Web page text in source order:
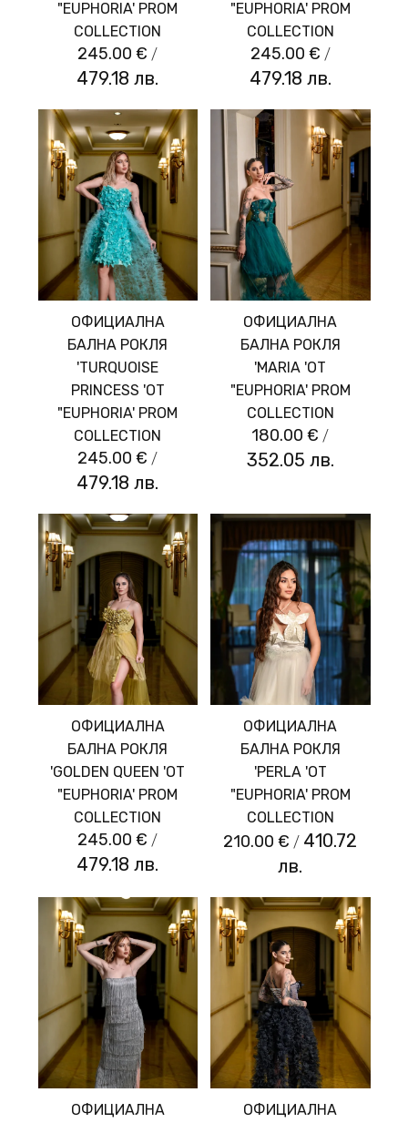
"EUPHORIA' PROM
COLLECTION
245.00 € /
479.18 лв.
"EUPHORIA' PROM
COLLECTION
245.00 € /
479.18 лв.
ОФИЦИАЛНА
БАЛНА РОКЛЯ
'TURQUOISE
PRINCESS 'ОТ
"EUPHORIA' PROM
COLLECTION
245.00 € /
479.18 лв.
ОФИЦИАЛНА
БАЛНА РОКЛЯ
'MARIA 'ОТ
"EUPHORIA' PROM
COLLECTION
180.00 € /
352.05 лв.
ОФИЦИАЛНА
БАЛНА РОКЛЯ
'GOLDEN QUEEN 'ОТ
"EUPHORIA' PROM
COLLECTION
245.00 € /
479.18 лв.
ОФИЦИАЛНА
БАЛНА РОКЛЯ
'PERLA 'ОТ
"EUPHORIA' PROM
COLLECTION
210.00 € / 410.72
лв.
ОФИЦИАЛНА
ОФИЦИАЛНА